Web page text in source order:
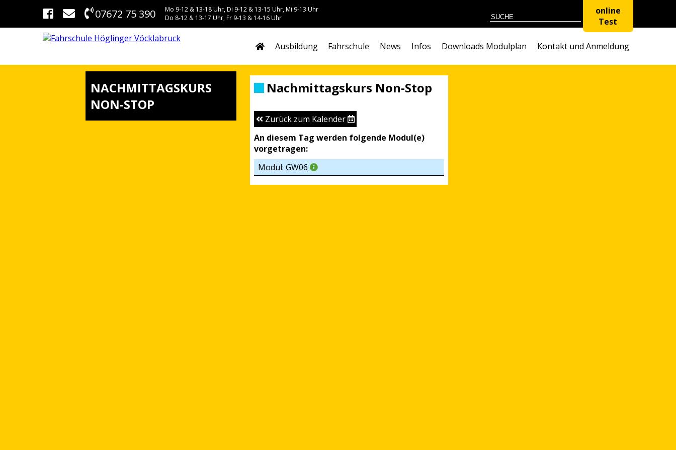
07672 75 390
Mo 9-12 & 13-18 Uhr, Di 9-12 & 13-15 Uhr, Mi 9-13 Uhr
Do 8-12 & 13-17 Uhr, Fr 9-13 & 14-16 Uhr
online
Test
Ausbildung Fahrschule News Infos Downloads Modulplan Kontakt und Anmeldung
NACHMITTAGSKURS
NON-STOP
Nachmittagskurs Non-Stop
Zurück zum Kalender
An diesem Tag werden folgende Modul(e)
vorgetragen:
Modul: GW06